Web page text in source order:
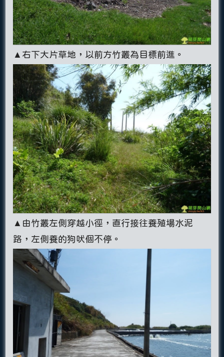
▲右下大片草地，以前方竹叢為目標前進。
▲由竹叢左側穿越小徑，直行接往養殖場水泥
路，左側養的狗吠個不停。